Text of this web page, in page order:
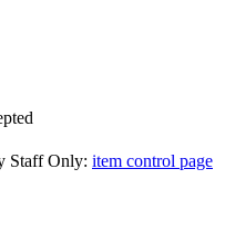
Staff Only: item control page